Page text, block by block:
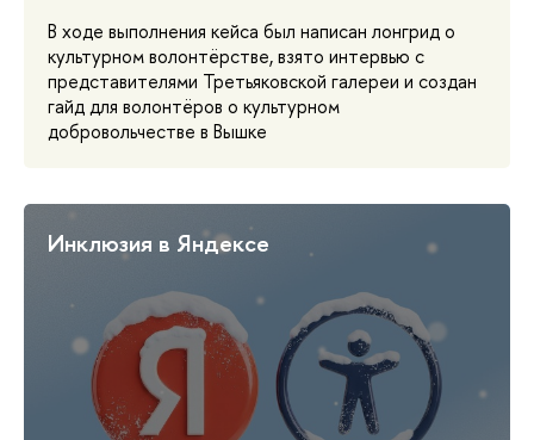
В ходе выполнения кейса был написан лонгрид о
культурном волонтёрстве, взято интервью с
представителями Третьяковской галереи и создан
гайд для волонтёров о культурном
добровольчестве в Вышке
Инклюзия в Яндексе